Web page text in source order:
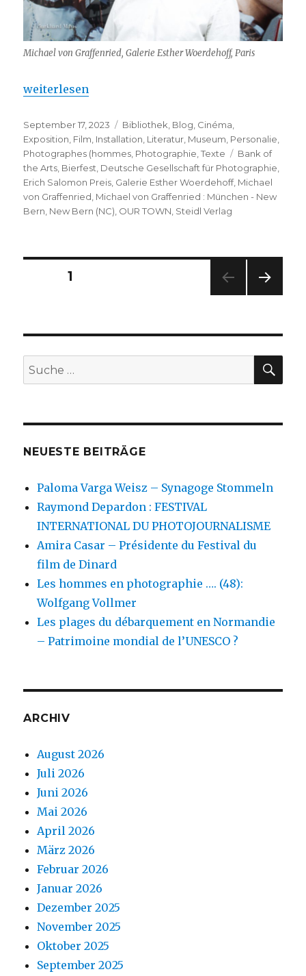
Michael von Graffenried, Galerie Esther Woerdehoff, Paris
„Michael von Graffenried : München – New Bern“
weiterlesen
Veröffentlicht
am
September 17, 2023 Kategorien
Bibliothek Blog Cinéma
Exposition Film Installation Literatur Museum Personalie
Photographes (hommes Photographie ,Texte Schlagwörter
Bank of
the Arts Bierfest Deutsche Gesellschaft für Photographie
Erich Salomon Preis Galerie Esther Woerdehoff, Michael
von Graffenried Michael von Graffenried : München - New
Bern New Bern (NC) OUR TOWN Steidl Verlag
Seitennummerierung
Beiträge
SEITE1
E
Suche
nach:
NEUESTE BEITRÄGE
Paloma Varga Weisz – Synagoge Stommeln
Raymond Depardon : FESTIVAL
INTERNATIONAL DU PHOTOJOURNALISME
Amira Casar – Présidente du Festival du
film de Dinard
Les hommes en photographie …. (48):
Wolfgang Vollmer
Les plages du débarquement en Normandie
– Patrimoine mondial de l’UNESCO ?
ARCHIV
August 2026
Juli 2026
Juni 2026
Mai 2026
April 2026
März 2026
Februar 2026
Januar 2026
Dezember 2025
November 2025
Oktober 2025
September 2025